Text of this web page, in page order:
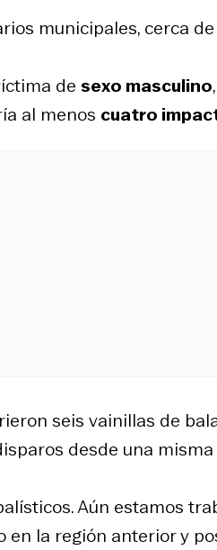
municipales, cerca
de sexo masculino
al menos cuatro
seis vainillas de
desde una misma
Aún estamos
la región anterior y